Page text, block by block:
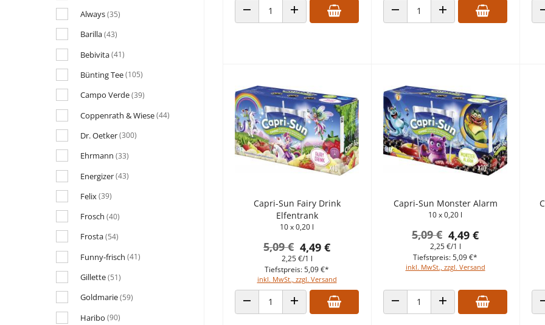
Always(35)
Barilla(43)
Bebivita(41)
Bünting Tee(105)
Campo Verde(39)
Coppenrath & Wiese(44)
Dr. Oetker(300)
Ehrmann (33)
Energizer(43)
Felix(39)
Frosch (40)
Frosta(54)
Funny-frisch (41)
Gillette(51)
Goldmarie(59)
Haribo (90)
ANZAHL VERRINGERNANZAHL ERHÖHEN ANZAHL VERRINGERNANZAHL ERHÖHEN
Capri-Sun Fairy Drink
Elfentrank
10 x 0,20 l
4,49 €
5,09 €
2,25 €/1 l
inkl. MwSt., zzgl. Versand
Tiefstpreis: 5,09 €*
ANZAHL VERRINGERNANZAHL ERHÖHEN
Capri-Sun Monster Alarm
10 x 0,20 l
4,49 €
5,09 €
2,25 €/1 l
inkl. MwSt., zzgl. Versand
Tiefstpreis: 5,09 €*
ANZAHL VERRINGERNANZAHL ERHÖHEN